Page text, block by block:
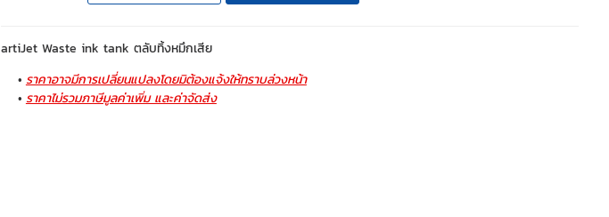
artiJet Waste ink tank ตลับทิ้งหมึกเสีย
ราคาอาจมีการเปลี่ยนแปลงโดยมิต้องแจ้งให้ทราบล่วงหน้า
ราคาไม่รวมภาษีมูลค่าเพิ่ม และค่าจัดส่ง